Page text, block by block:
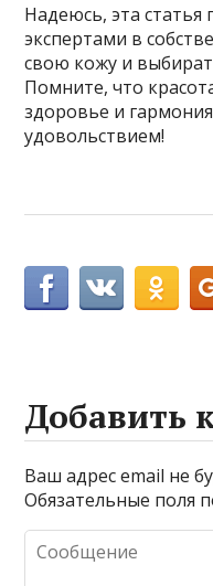
Надеюсь, эта
экспертами в
свою кожу и
Помните, что
здоровье и
удовольствием!
Добавить
Ваш адрес email не
Обязательные поля